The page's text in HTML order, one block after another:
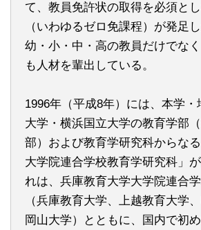
て、教員免許状の取得を必須とし
（いわゆるゼロ免課程）が発足
幼・小・中・高の教員だけでな
も人材を輩出している。
1996年（平成8年）には、本学
大学・横浜国立大学の教育学部
部）および教育学研究科からな
大学院連合学校教育学研究科」
れは、兵庫教育大学大学院連合
（兵庫教育大学、上越教育大学
岡山大学）とともに、国内で初